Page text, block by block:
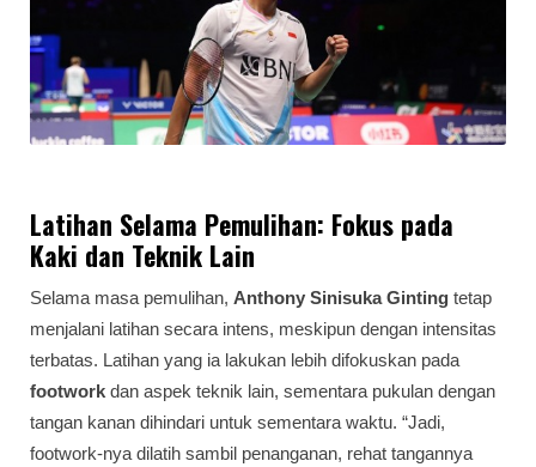
Latihan Selama Pemulihan: Fokus pada
Kaki dan Teknik Lain
Selama masa pemulihan, Anthony Sinisuka Ginting tetap
menjalani latihan secara intens, meskipun dengan intensitas
terbatas. Latihan yang ia lakukan lebih difokuskan pada
footwork dan aspek teknik lain, sementara pukulan dengan
tangan kanan dihindari untuk sementara waktu. “Jadi,
footwork-nya dilatih sambil penanganan, rehat tangannya